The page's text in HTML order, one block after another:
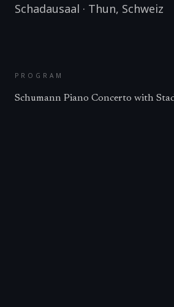
Schadausaal · Thun, Schweiz
PROGRAM
Schumann Piano Concerto with